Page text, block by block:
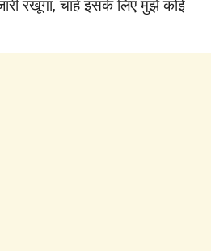
रखूंगा, चाहे इसके लिए मुझे कोई